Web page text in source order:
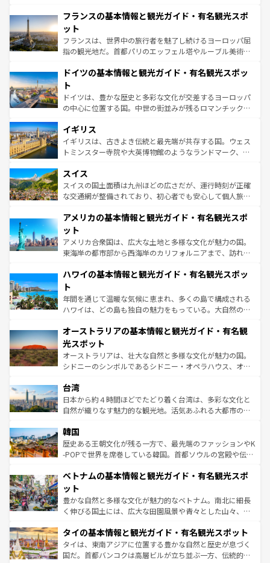
なお、新着のイタリア情報はコンテンツ一覧を参照してほ
しい。
文化が根付くこの国では、情熱的なフラメンコ、熱気あふ
れる闘牛、そして美味しいタパスが生活の一部となってい
る。首都マドリードの洗練された雰囲気や、バルセロナの
アートに溢れた街角から、地方では古代ローマ遺跡や中世
せる。地方によって風土や気候が異なるスペインはその個
ンテンツ一覧 を参照してほしい。
フランスの基本情報と観光ガイド・有名観光スポ
ット
フランスは、世界中の旅行者を魅了し続けるヨーロッパ屈
指の観光地だ。首都パリのエッフェル塔やルーブル美術館
で、幅広い魅力が詰まっている。華麗な宮殿、歴史的な大
聖堂、美しいビーチ、そして豊かな自然が、訪れる者を心
から魅了する。また、フランスは美食の国としても知ら
れ、フランス料理はユネスコ無形文化遺産にも登録されて
香り高いラベンダー畑など、多彩な楽しみ方が可能だ。さ
らに、パリ以外の地域にも魅力が溢れており、どの街角に
も豊かな歴史と文化が息づいている。パリ以外の個性あふ
を参照してほしい。
ドイツの基本情報と観光ガイド・有名観光スポッ
ト
ドイツは、豊かな歴史と多彩な文化が交差するヨーロッパ
の中心に位置する国。中世の街並みが残るロマンチック街
顔を持つこの国は、どこを歩いても飽きることがない。ベ
ルリンの文化的活気、バイエルン州のアルプスの絶景、そ
してライン川沿いのワイン畑といった風景は必見。ビール
は、お酒好きな人にはぜひ体験してほしい。 なお、新着の
ドイツ情報はコンテンツ一覧を参照してほしい。
イギリス
イギリスは、古きよき伝統と最先端が共存する国。ウェス
トミンスター寺院や大英博物館のようなランドマーク、歴
リアごとに異なる魅力がある。また、優雅なアフタヌーン
ティー、ビール好きにはたまらない英国パブ、サッカー観
戦など、本場だからこそできる体験も豊富。イギリスを旅
ンツ一覧を参照してほしい。
スイス
スイスの国土面積は九州ほどの広さだが、運行時刻が正確
な交通網が整備されており、初心者でも安心して個人旅行
の建物がそのまま残る町や、スイスならではのユニークな
博物館もあり、アルプス観光だけでなく町歩きも満喫する
ことができる。国民の所得が高いため物価も高いが、旅行
者向けの交通パス提供のサービスもあり、うまく活用すれ
着のスイス情報はコンテンツ一覧を参照してほしい。
アメリカの基本情報と観光ガイド・有名観光スポ
ット
アメリカ合衆国は、広大な土地と多様な文化が魅力の国。
東海岸の都市部から西海岸のカリフォルニアまで、訪れる
のような巨大都市は、観光、ショッピング、エンターテイ
ンメントが詰まった刺激的なスポットだ。一方、アメリカ
西部には大自然が広がり、グランドキャニオンやイエロー
ストーン国立公園といった絶景が堪能できる。さらに、南
文化が魅力。旅行者はアメリカの各地域で異なる魅力を楽
しみながら、その多様性と豊かな歴史を感じることができ
るだろう。車でのロードトリップや列車の旅も、アメリカ
ならではの贅沢な旅のスタイルだ。 なお、新着のアメリカ
情報は コンテンツ一覧 を参照してほしい。
ハワイの基本情報と観光ガイド・有名観光スポッ
ト
年間を通じて温暖な気候に恵まれ、多くの島で構成される
ハワイは、どの島も独自の魅力をもっている。大自然の神
ワイ島は見逃せない。また、定番の観光地といえばオアフ
島だが、静かな自然を求めるならマウイ島やカウアイ島が
おすすめ。エメラルドグリーンに輝く海をはじめ、豊かな
文化や歴史が息づいている。「アロハスピリット」と呼ば
人々、おいしいローカルフードやハワイアンミュージッ
ク、伝統的なフラダンスなど、すべてがハワイの魅力を彩
っている。訪れるたびに新しい発見と感動が待っているハ
はコンテンツ一覧
オーストラリアの基本情報と観光ガイド・有名観
光スポット
オーストラリアは、壮大な自然と多様な文化が魅力の国。
シドニーのシンボルであるシドニー・オペラハウス、オー
リアリーフや大陸中央部にそびえるウルル（エアーズロッ
ク）、タスマニアの美しい原生林やケアンズの熱帯雨林な
ど、見どころがたくさん。また、カフェやワイン、オージ
いる。アクティビティも充実しており、サーフィンやダイ
ビング、ハイキングなど、アウトドア好きにはたまらな
い。オーストラリアの多彩な魅力を存分に味わいつくそ
参照してほしい。
台湾
日本から約４時間ほどでたどり着く台湾は、多彩な文化と
自然が織りなす魅力的な観光地。活気あふれる大都市の台
ン）、静ひつな山岳地帯である台湾東部など、都市の喧騒
と山間の静けさが共存しており、訪れる人に新しい発見と
驚きをもたらしてくれる。また、奥深い台湾の食文化も魅
容にもいいと評判のスイーツなど、バラエティ豊かな料理
照してほしい。
韓国
歴史ある王朝文化が残る一方で、最先端のファッションやK
-POPで世界を席巻している韓国。首都ソウルの宮殿や伝統
き、地方に足を延ばせば四季折々の自然美を楽しむことが
できる。そして、キムチや焼肉、絶品のストリートフード
まで、さまざまな韓国料理が待っている。夜には、韓国な
らではのナイトライフも堪能できる。あたたかいホスピタ
わってみてほしい。 なお、新着の韓国情報はコンテンツ一
覧 を参照してほしい。
ベトナムの基本情報と観光ガイド・有名観光スポ
ット
豊かな自然と多様な文化が魅力的なベトナム。南北に細長
く伸びる国土には、広大な田園風景や青々とした山々、世
急速な発展と共に伝統が息づく。ハノイの古い町並みやホ
ーチミン市のフランス統治時代の建物も、独特の雰囲気を
醸し出している。また、バラエティの豊かさとおいしさで
タイの基本情報と観光ガイド・有名観光スポット
タイは、東南アジアに位置する豊かな自然と歴史が息づく
国だ。首都バンコクは高層ビルが立ち並ぶ一方、伝統的な